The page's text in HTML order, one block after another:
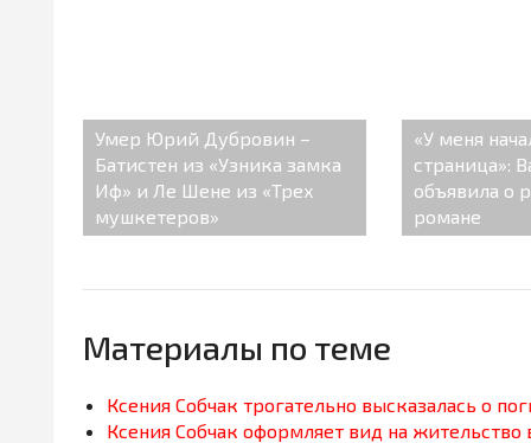
Умер Юрий Дубровин –
Батистен из «Узника замка
Иф» и Ле Шене из «Трех
мушкетеров»
«У меня
страница»:
объявила о
романе
Материалы по теме
Ксения Собчак трогательно высказалась о
Ксения Собчак оформляет вид на